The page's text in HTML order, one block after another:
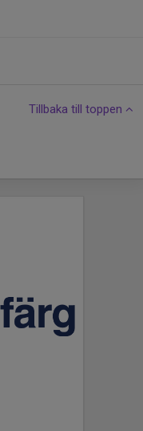
Tillbaka till toppen